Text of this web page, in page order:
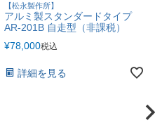
【松永製作所】
アルミ製スタンダードタイプ
AR-201B 自走型（非課税）
¥78,000税込
詳細を見る